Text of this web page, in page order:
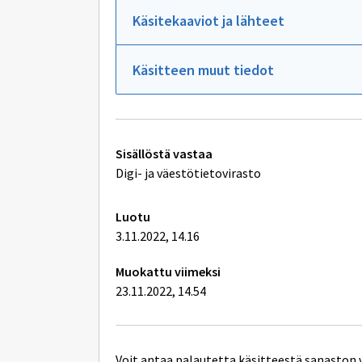
Käsitekaaviot ja lähteet
Käsitteen muut tiedot
Tekniset
lisätiedot
Sisällöstä vastaa
Digi- ja väestötietovirasto
Luotu
3.11.2022, 14.16
Muokattu viimeksi
23.11.2022, 14.54